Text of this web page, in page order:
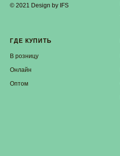
© 2021 Design by IFS
ГДЕ КУПИТЬ
В розницу
Онлайн
Оптом